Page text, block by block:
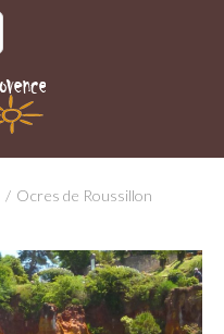
/ Ocres de Roussillon